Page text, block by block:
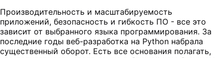
Производительность и масштабируемость
приложений, безопасность и гибкость ПО - все это
зависит от выбранного языка программирования. За
последние годы веб-разработка на Python набрала
существенный оборот. Есть все основания полагать,